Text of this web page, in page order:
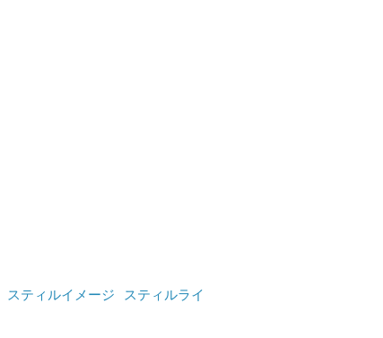
スティルイメージ
スティルライ